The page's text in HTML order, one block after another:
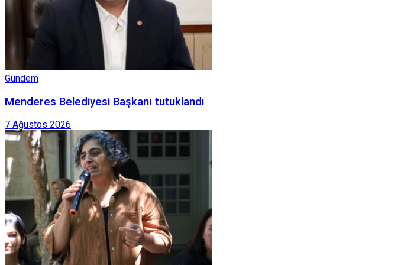
Gündem
Menderes Belediyesi Başkanı tutuklandı
7 Ağustos 2026